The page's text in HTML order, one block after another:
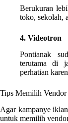
Berukuran
toko, sekolah,
4. Videotron
Pontianak
terutama di
perhatian
Tips Memilih Vendor
Agar kampanye
untuk memilih